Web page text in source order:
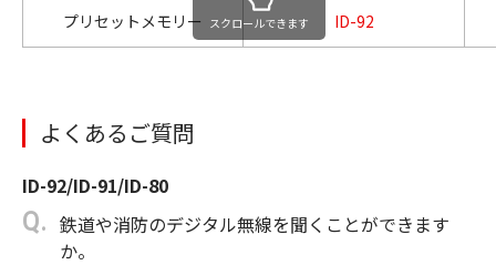
プリセットメモリー ID-92
スクロールできます
よくあるご質問
ID-92/ID-91/ID-80
鉄道や消防のデジタル無線を聞くことができます
か。